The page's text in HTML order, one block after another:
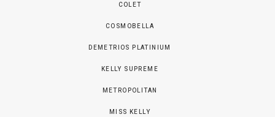
COLET
COSMOBELLA
DEMETRIOS PLATINIUM
KELLY SUPREME
METROPOLITAN
MISS KELLY